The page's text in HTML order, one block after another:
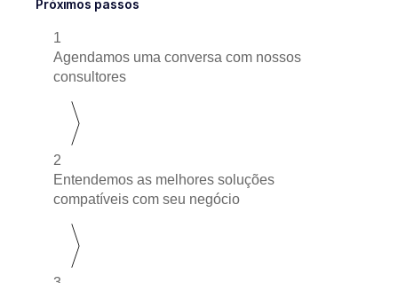
Próximos passos
1
Agendamos uma conversa com nossos
consultores
2
Entendemos as melhores soluções
compatíveis com seu negócio